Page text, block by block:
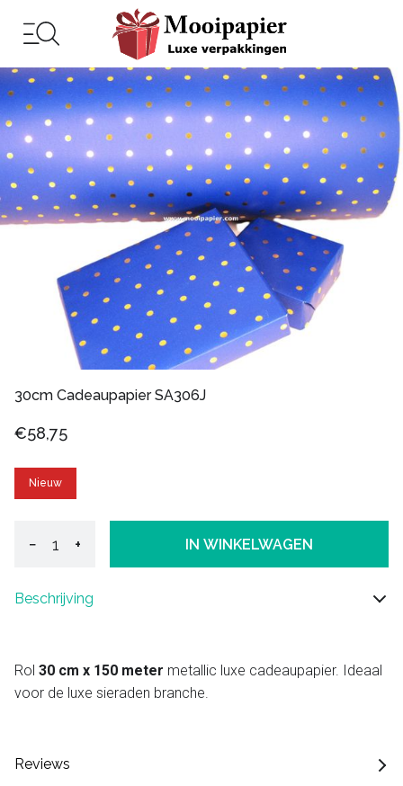
30cm Cadeaupapier SA306J
€58,75
Nieuw
− + IN WINKELWAGEN
Beschrijving
Rol 30 cm x 150 meter metallic luxe cadeaupapier. Ideaal
voor de luxe sieraden branche.
Reviews